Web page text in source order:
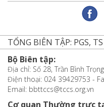
TỔNG BIÊN TẬP: PGS, TS
Bộ Biên tập:
Địa chỉ: Số 28, Trần Bình
Điện thoại: 024 39429753 -
Email: bbttccs@tccs.org.vn
Cơ quan Thường trực